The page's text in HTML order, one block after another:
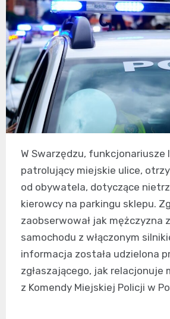
W Swarzędzu, funkcjonariusze
patrolujący miejskie ulice,
od obywatela, dotyczące
kierowcy na parkingu sklepu.
zaobserwował jak mężczyzna
samochodu z włączonym
informacja została udzielona
zgłaszającego, jak relacjonuje
z Komendy Miejskiej Policji w